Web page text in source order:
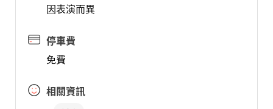
因表演而異
停車費
免費
相關資訊